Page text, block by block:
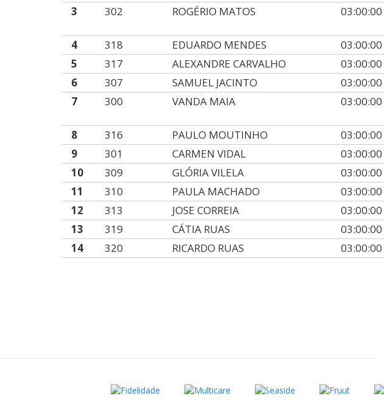
3
302 ROGÉRIO MATOS 03:00:00
4 318 EDUARDO MENDES 03:00:00
5
317 ALEXANDRE CARVALHO 03:00:00
6
307 SAMUEL JACINTO 03:00:00
7
300 VANDA MAIA 03:00:00
8 316 PAULO MOUTINHO 03:00:00
9
301 CARMEN VIDAL 03:00:00
10
309 GLÓRIA VILELA 03:00:00
11
310 PAULA MACHADO 03:00:00
12
313 JOSE CORREIA 03:00:00
13
319 CÁTIA RUAS 03:00:00
14
320 RICARDO RUAS 03:00:00